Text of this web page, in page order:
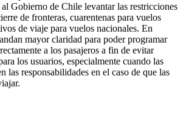
al Gobierno de Chile levantar las restricciones
de fronteras, cuarentenas para vuelos
de viaje para vuelos nacionales. En
mayor claridad para poder programar
a los pasajeros a fin de evitar
los usuarios, especialmente cuando las
las responsabilidades en el caso de que las